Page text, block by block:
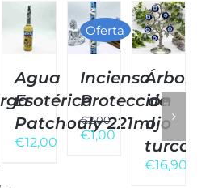
Agua
Esotérica
Patchouly 221ml
€12,00
Oferta
Incienso
Protección
€2,00
El
€1,00
Árbol
de
ojo
turco
€16,90